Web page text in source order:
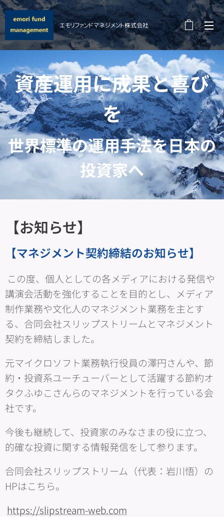
エモリファンドマネジメント株式会社
資産運用に成果と喜び
を
世界標準の運用手法を日本の
投資家へ
【お知らせ】
【マネジメント契約締結のお知らせ】
この度、個人としての各メディアにおける発信や
講演会活動を強化することを目的とし、メディア
制作業務や文化人のマネジメント業務を主とす
る、合同会社スリップストリームとマネジメント
契約を締結しました。
元マイクロソフト業務執行役員の澤円さんや、節
約・投資系ユーチューバーとして活躍する節約オ
タクふゆこさんらのマネジメントを行っている会
社です。
今後も継続して、投資家のみなさまの役に立つ、
的確な投資に関する情報発信をして参ります。
合同会社スリップストリーム（代表：岩川悟）の
HPはこちら。
https://slipstream-web.com